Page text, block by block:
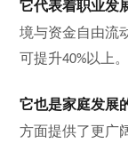
它代表着职业发
境与资金自由流
可提升40%以上。
它也是家庭发展
方面提供了更广